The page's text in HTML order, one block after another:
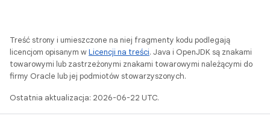
Treść strony i umieszczone na niej fragmenty kodu podlegają
licencjom opisanym wLicencji na treści. Java i OpenJDK są znakami
towarowymi lub zastrzeżonymi znakami towarowymi należącymi do
firmy Oracle lub jej podmiotów stowarzyszonych.
Ostatnia aktualizacja: 2026-06-22 UTC.